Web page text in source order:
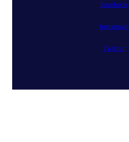
Facebook
Instagram
Twitter